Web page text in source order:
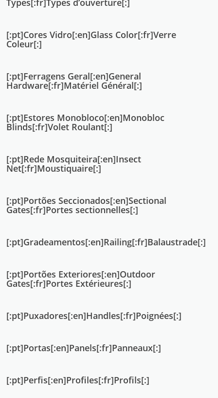
[:pt]Cores Vidro[:en]Glass Color[:fr]Verre
Coleur[:]
[:pt]Ferragens Geral[:en]General
Hardware[:fr]Matériel Général[:]
[:pt]Estores Monobloco[:en]Monobloc
Blinds[:fr]Volet Roulant[:]
[:pt]Rede Mosquiteira[:en]Insect
Net[:fr]Moustiquaire[:]
[:pt]Portões Seccionados[:en]Sectional
Gates[:fr]Portes sectionnelles[:]
[:pt]Gradeamentos[:en]Railing[:fr]Balaustrade[:]
[:pt]Portões Exteriores[:en]Outdoor
Gates[:fr]Portes Extérieures[:]
[:pt]Puxadores[:en]Handles[:fr]Poignées[:]
[:pt]Portas[:en]Panels[:fr]Panneaux[:]
[:pt]Perfis[:en]Profiles[:fr]Profils[:]